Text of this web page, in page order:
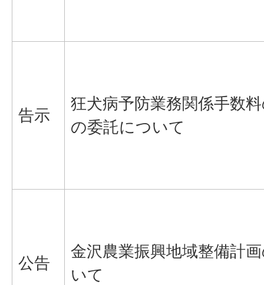
告示
狂犬病予防業務関係手数
の委託について
公告
金沢農業振興地域整備計
いて